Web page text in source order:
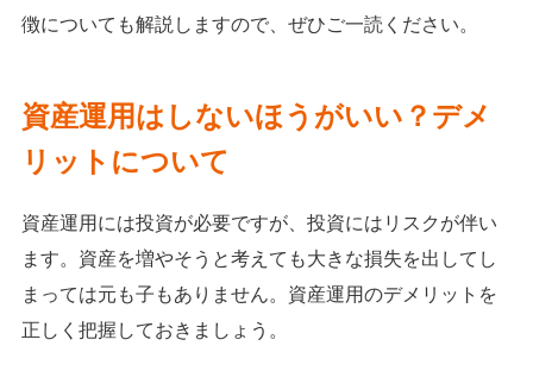
徴についても解説しますので、ぜひご一読ください。
資産運用はしないほうがいい？デメ
リットについて
資産運用には投資が必要ですが、投資にはリスクが伴い
ます。資産を増やそうと考えても大きな損失を出してし
まっては元も子もありません。資産運用のデメリットを
正しく把握しておきましょう。